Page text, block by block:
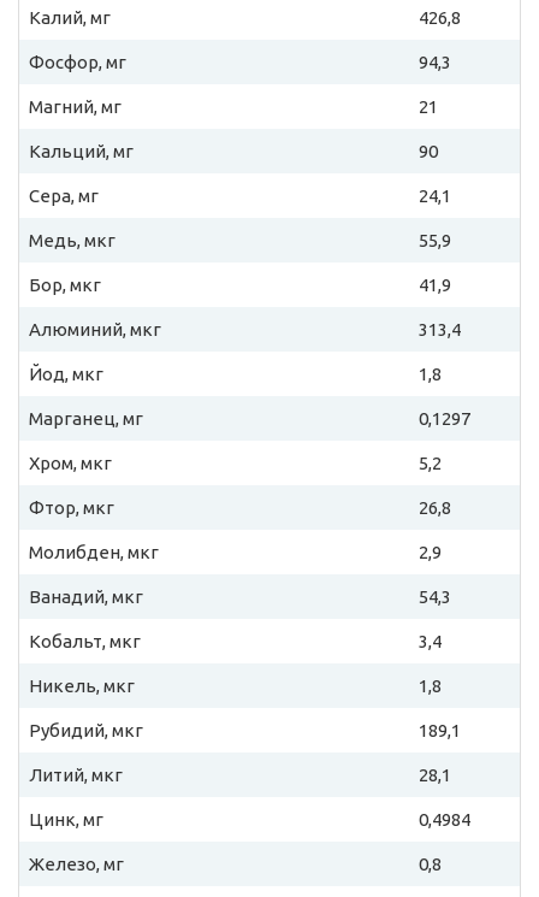
Калий, мг 426,8
Фосфор, мг 94,3
Магний, мг 21
Кальций, мг 90
Сера, мг 24,1
Медь, мкг 55,9
Бор, мкг 41,9
Алюминий, мкг 313,4
Йод, мкг 1,8
Марганец, мг 0,1297
Хром, мкг 5,2
Фтор, мкг 26,8
Молибден, мкг 2,9
Ванадий, мкг 54,3
Кобальт, мкг 3,4
Никель, мкг 1,8
Рубидий, мкг 189,1
Литий, мкг 28,1
Цинк, мг 0,4984
Железо, мг 0,8